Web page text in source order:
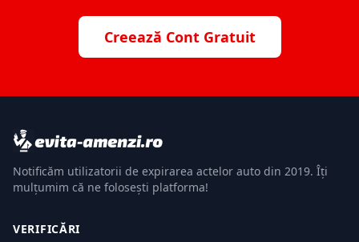
Creează Cont Gratuit
Notificăm utilizatorii de expirarea actelor auto din 2019. Îți
mulțumim că ne folosești platforma!
VERIFICĂRI